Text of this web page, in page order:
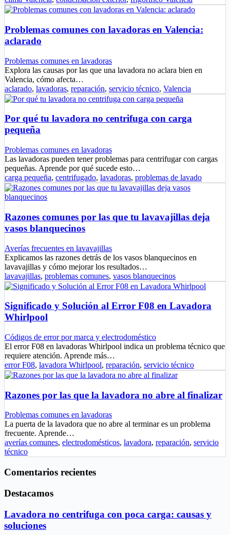
Problemas comunes con lavadoras en Valencia:
aclarado
Problemas comunes en lavadoras
Explora las causas por las que una lavadora no aclara bien en
Valencia, cómo afecta…
aclarado, lavadoras, reparación, servicio técnico, Valencia
Por qué tu lavadora no centrifuga con carga
pequeña
Problemas comunes en lavadoras
Las lavadoras pueden tener problemas para centrifugar con cargas
pequeñas. Aprende por qué sucede esto…
carga pequeña, centrifugado, lavadoras, problemas de lavado
Razones comunes por las que tu lavavajillas deja
vasos blanquecinos
Averías frecuentes en lavavajillas
Explicamos las razones detrás de los vasos blanquecinos en
lavavajillas y cómo mejorar los resultados…
lavavajillas, problemas comunes, vasos blanquecinos
Significado y Solución al Error F08 en Lavadora
Whirlpool
Códigos de error por marca y electrodoméstico
El error F08 en lavadoras Whirlpool indica un problema técnico que
requiere atención. Aprende más…
error F08, lavadora Whirlpool, reparación, servicio técnico
Razones por las que la lavadora no abre al finalizar
Problemas comunes en lavadoras
La puerta de la lavadora que no abre al terminar es un problema
frecuente. Aprende…
averías comunes, electrodomésticos, lavadora, reparación, servicio
técnico
Comentarios recientes
Destacamos
Lavadora no centrifuga con poca carga: causas y
soluciones